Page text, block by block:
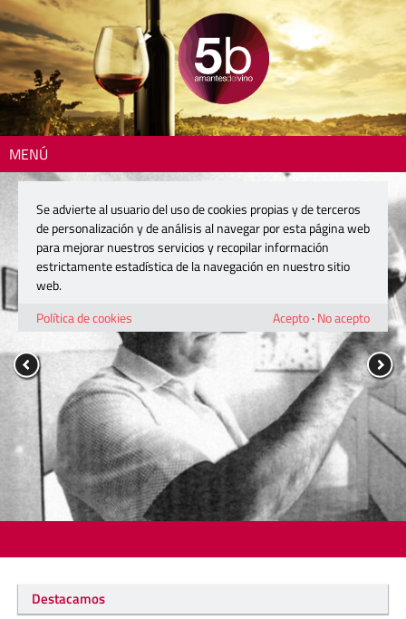
MENÚ
Destacamos
Se advierte al usuario del uso de cookies propias y de terceros
de personalización y de análisis al navegar por esta página web
para mejorar nuestros servicios y recopilar información
estrictamente estadística de la navegación en nuestro sitio
web.
Política de cookies
Acepto· No acepto